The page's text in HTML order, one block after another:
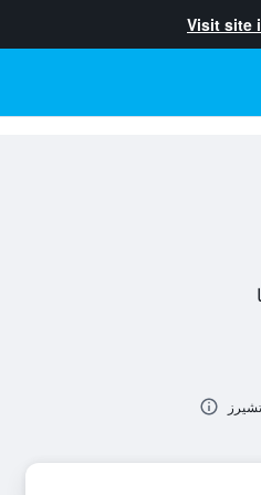
Visit site